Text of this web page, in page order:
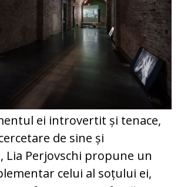
ei introvertit și tenace,
de sine și
Lia Perjovschi propune un
celui al soțului ei,